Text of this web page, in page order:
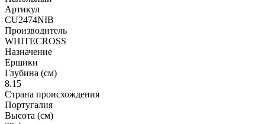
Артикул
CU2474NIB
Производитель
WHITECROSS
Назначение
Ершики
Глубина (см)
8.15
Страна происхождения
Португалия
Высота (см)